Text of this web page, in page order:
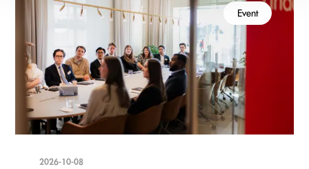
Event
2026-10-08